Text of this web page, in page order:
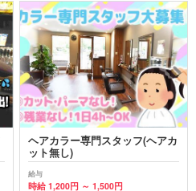
ヘアカラー専門スタッフ(ヘアカ
ット無し)
給与
時給 1,200円 ～ 1,500円